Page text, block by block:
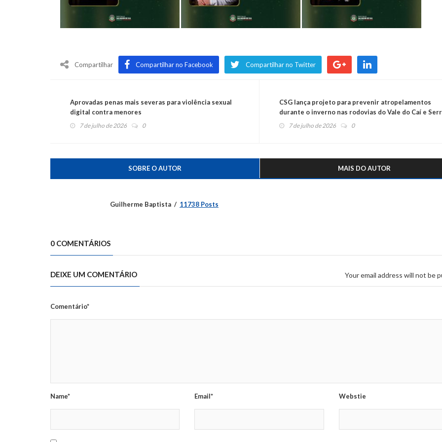
Compartilhar Compartilhar no Facebook Compartilhar no Twitter
Aprovadas penas mais severas para violência sexual
digital contra menores
7 de julho de 2026 0
CSG lança projeto para prevenir atropelamentos
durante o inverno nas rodovias do Vale do Caí e
Gaúcha
7 de julho de 2026 0
SOBRE O AUTOR MAIS DO AUTOR
Guilherme Baptista 11738 Posts
0 COMENTÁRIOS
DEIXE UM COMENTÁRIO Your email address will not be
Comentário*
Name* Email* Webstie